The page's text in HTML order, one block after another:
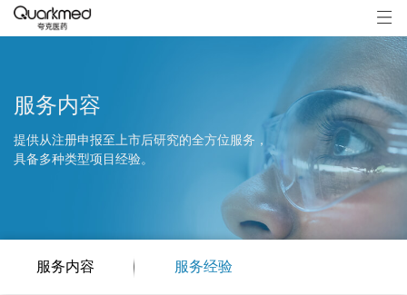
服务内容
提供从注册申报至上市后研究的全方位服务，
具备多种类型项目经验。
服务内容 服务经验